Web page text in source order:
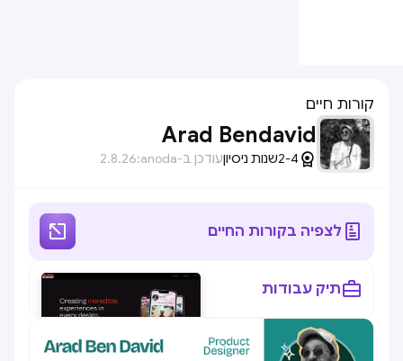
קורות חיים
Arad Bendavid

2-4שנות ניסיוןעודכן ב-anoda: 2.8.26
 לצפיה בקורות החיים 
תיק עבודות